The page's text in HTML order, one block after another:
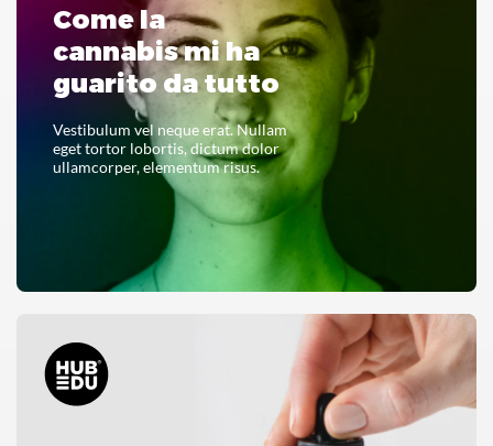
Come la
cannabis mi ha
guarito da tutto
Vestibulum vel neque erat. Nullam
eget tortor lobortis, dictum dolor
ullamcorper, elementum risus.
LEGGI TUTTO